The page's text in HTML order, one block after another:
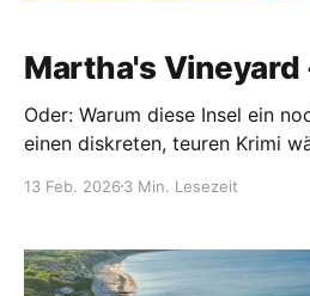
Martha's Vineyard
Oder: Warum diese Insel ein
einen diskreten, teuren Krimi wäre Stell dir
Woods Hole legt gerade ab,
diejenigen, die es sich leisten
diejenigen,
13 Feb. 2026 3 Min. Lesezeit